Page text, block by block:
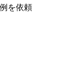
を依頼